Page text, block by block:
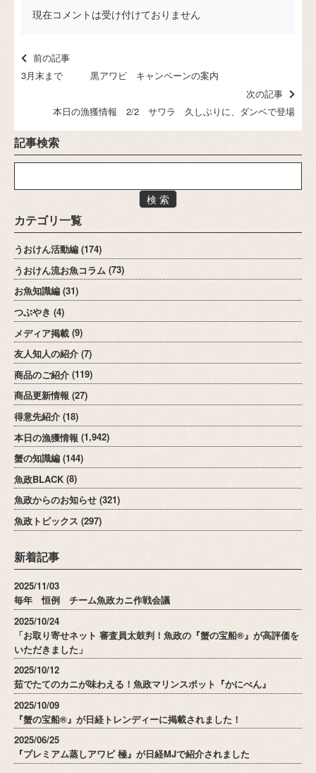
現在コメントは受け付けておりません
前の記事
3月末まで 黒アワビ キャンペーンの案内
次の記事
本日の漁獲情報 2/2 サワラ 久しぶりに、ダンベで登場
記事検索
検 索
カテゴリ一覧
うおけん活動編 (174)
うおけん流お魚コラム (73)
お魚知識編 (31)
つぶやき (4)
メディア掲載 (9)
友人知人の紹介 (7)
商品のご紹介 (119)
商品更新情報 (27)
得意先紹介 (18)
本日の漁獲情報 (1,942)
蟹の知識編 (144)
魚政BLACK (8)
魚政からのお知らせ (321)
魚政トピックス (297)
新着記事
2025/11/03
毎年 恒例 チーム魚政カニ作戦会議
2025/10/24
「お取り寄せネット 審査員太鼓判！魚政の『蟹の宝船®』が高評価を
いただきました」
2025/10/12
茹でたてのカニが味わえる！魚政マリンスポット『かにべん』
2025/10/09
『蟹の宝船®』が日経トレンディーに掲載されました！
2025/06/25
『プレミアム蒸しアワビ 極』が日経MJで紹介されました